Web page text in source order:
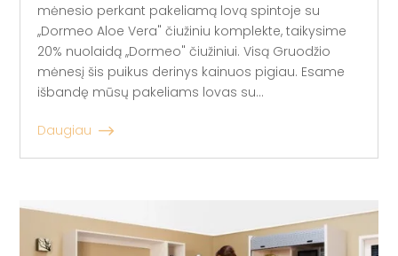
mėnesio perkant pakeliamą lovą spintoje su
,,Dormeo Aloe Vera" čiužiniu komplekte, taikysime
20% nuolaidą ,,Dormeo" čiužiniui. Visą Gruodžio
mėnesį šis puikus derinys kainuos pigiau. Esame
išbandę mūsų pakeliams lovas su...
Daugiau